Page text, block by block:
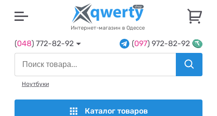
Интернет-магазин в Одессе
(048) 772-82-92 (097) 972-82-92
Ноутбуки
Каталог товаров